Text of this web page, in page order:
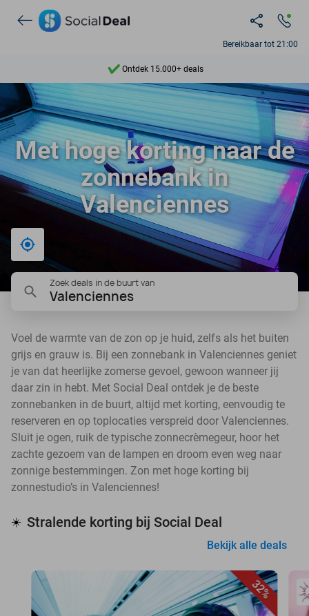
Bereikbaar tot 21:00
Ontdek 15.000+ deals
7 dagen per week beschikbaar
10+ miljoen leden
9,4
Ontdek 15.000+ deals
Met hoge korting naar de
zonnebank in
Valenciennes
Zoek deals in de buurt van
Valenciennes
Voel de warmte van de zon op je huid, zelfs als het buiten
grijs en grauw is. Bij een zonnebank in Valenciennes geniet
je van dat heerlijke zomerse gevoel, gewoon wanneer jij
daar zin in hebt. Met Social Deal ontdek je de beste
zonnebanken in de buurt, altijd met korting, eenvoudig te
reserveren en op toplocaties verspreid door Valenciennes.
Sluit je ogen, ruik de typische zonnecrèmegeur, hoor het
zachte gezoem van de lampen en droom even weg naar
zonnige bestemmingen. Zon met hoge korting bij
zonnestudio’s in Valenciennes!
☀️ Stralende korting bij Social Deal
Bekijk alle deals
32%